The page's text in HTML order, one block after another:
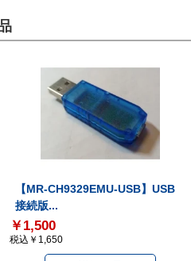
【MR-CH9329EMU-USB】USB
接続版...
￥1,500
税込￥1,650